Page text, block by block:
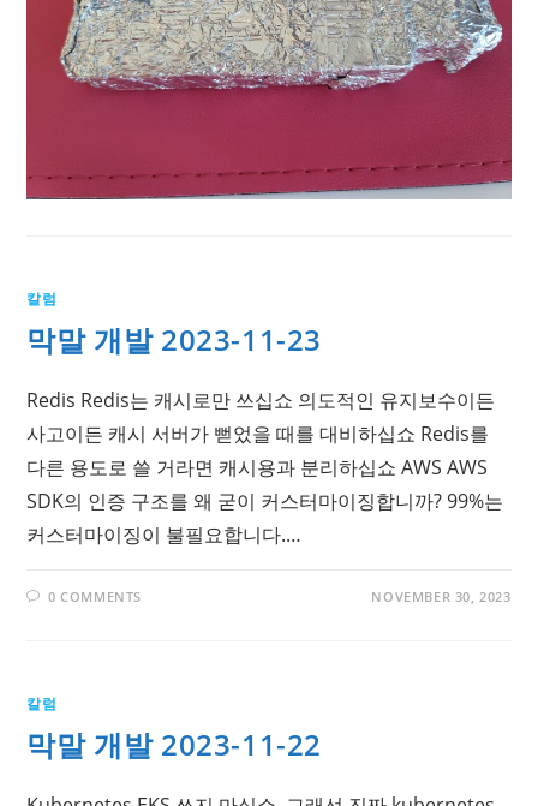
칼럼
막말 개발 2023-11-23
Redis Redis는 캐시로만 쓰십쇼 의도적인 유지보수이든
사고이든 캐시 서버가 뻗었을 때를 대비하십쇼 Redis를
다른 용도로 쓸 거라면 캐시용과 분리하십쇼 AWS AWS
SDK의 인증 구조를 왜 굳이 커스터마이징합니까? 99%는
커스터마이징이 불필요합니다.…
0 COMMENTS NOVEMBER 30, 2023
칼럼
막말 개발 2023-11-22